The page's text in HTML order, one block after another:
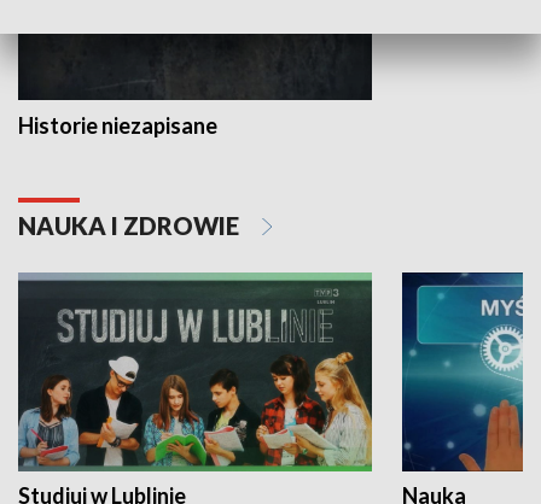
Historie niezapisane
NAUKA I ZDROWIE
Studiuj w Lublinie Nauka